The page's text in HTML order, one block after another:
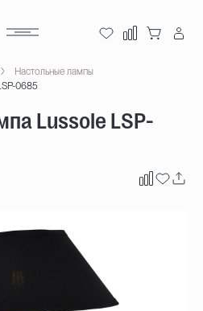
Настольные лампы
0685
Lussole LSP-